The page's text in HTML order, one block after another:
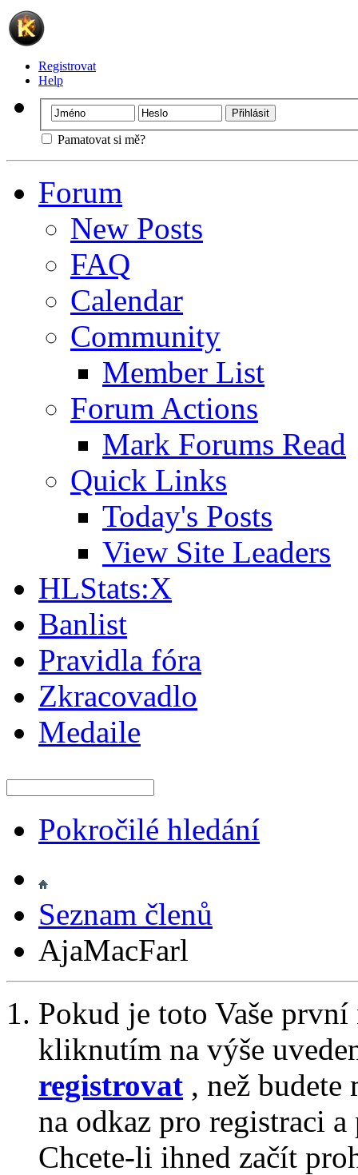
Registrovat
Help
Pamatovat si mě?
Forum
New Posts
FAQ
Calendar
Community
Member List
Forum Actions
Mark Forums Read
Quick Links
Today's Posts
View Site Leaders
HLStats:X
Banlist
Pravidla fóra
Zkracovadlo
Medaile
Pokročilé hledání
Seznam členů
AjaMacFarl
Pokud je toto Vaše
kliknutím na výše
registrovat , než
na odkaz pro registraci
Chcete-li ihned začít